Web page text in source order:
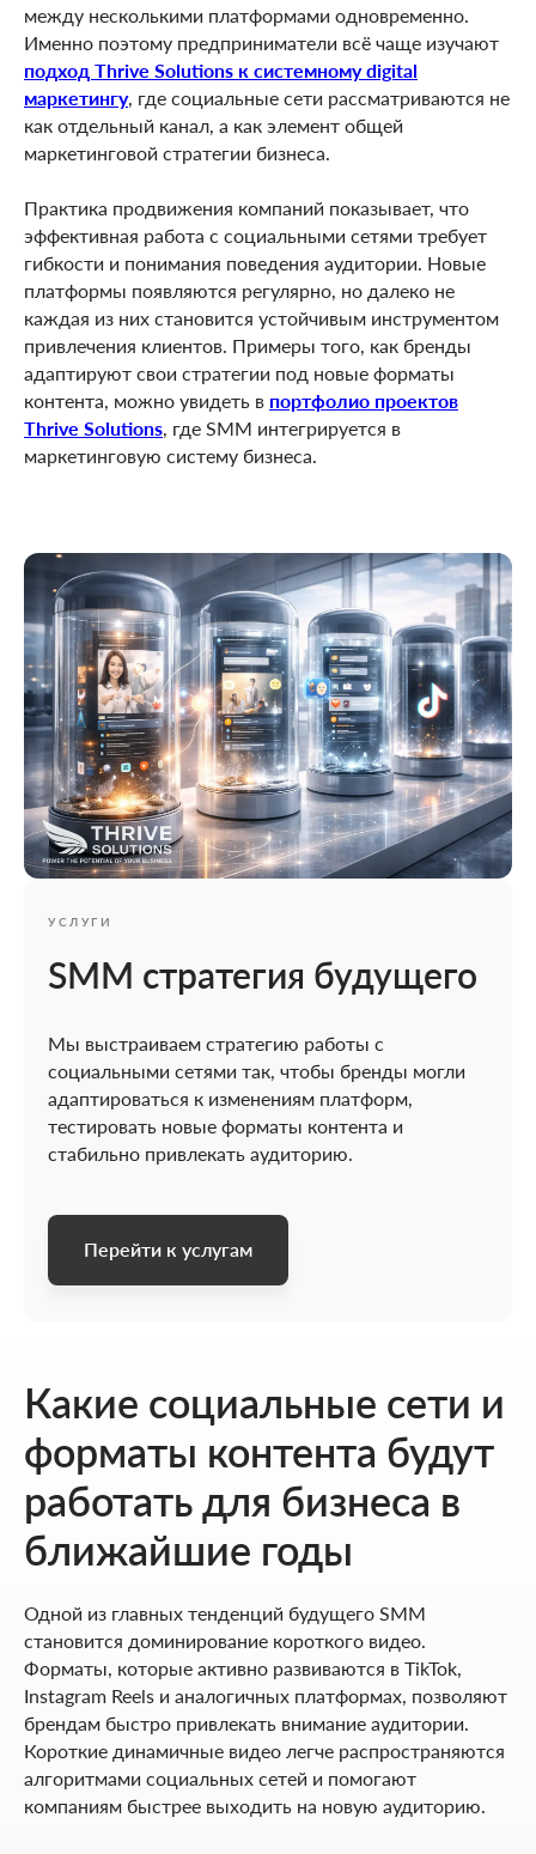
между несколькими платформами одновременно.
Именно поэтому предприниматели всё чаще изучают
подход Thrive Solutions к системному digital
маркетингу, где социальные сети рассматриваются не
как отдельный канал, а как элемент общей
маркетинговой стратегии бизнеса.
Практика продвижения компаний показывает, что
эффективная работа с социальными сетями требует
гибкости и понимания поведения аудитории. Новые
платформы появляются регулярно, но далеко не
каждая из них становится устойчивым инструментом
привлечения клиентов. Примеры того, как бренды
адаптируют свои стратегии под новые форматы
контента, можно увидеть в портфолио проектов
Thrive Solutions , где SMM интегрируется в
маркетинговую систему бизнеса.
УСЛУГИ
SMM стратегия будущего
Мы выстраиваем стратегию работы с
социальными сетями так, чтобы бренды могли
адаптироваться к изменениям платформ,
тестировать новые форматы контента и
стабильно привлекать аудиторию.
Перейти к услугам
Какие социальные сети и
форматы контента будут
работать для бизнеса в
ближайшие годы
Одной из главных тенденций будущего SMM
становится доминирование короткого видео.
Форматы, которые активно развиваются в TikTok,
Instagram Reels и аналогичных платформах, позволяют
брендам быстро привлекать внимание аудитории.
Короткие динамичные видео легче распространяются
алгоритмами социальных сетей и помогают
компаниям быстрее выходить на новую аудиторию.